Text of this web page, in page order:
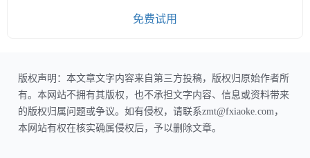
免费试用
版权声明：本文章文字内容来自第三方投稿，版权归原始作者所
有。本网站不拥有其版权，也不承担文字内容、信息或资料带来
的版权归属问题或争议。如有侵权，请联系zmt@fxiaoke.com，
本网站有权在核实确属侵权后，予以删除文章。